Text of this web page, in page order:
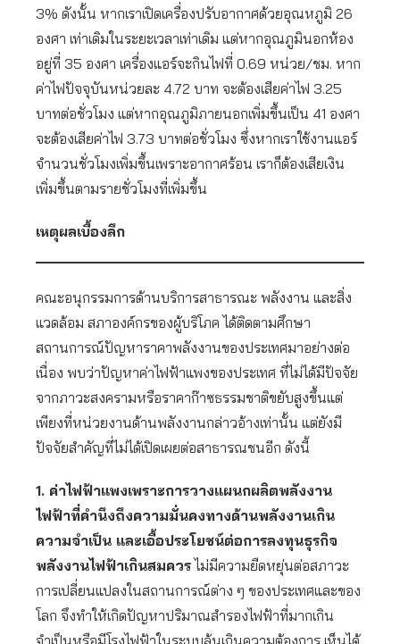
3% ดังนั้น หากเราเปิดเครื่องปรับอากาศด้วยอุณหภูมิ 26
องศา เท่าเดิมในระยะเวลาเท่าเดิม แต่หากอุณภูมินอกห้อง
อยู่ที่ 35 องศา เครื่องแอร์จะกินไฟที่ 0.69 หน่วย/ชม. หาก
ค่าไฟปัจจุบันหน่วยละ 4.72 บาท จะต้องเสียค่าไฟ 3.25
บาทต่อชั่วโมง แต่หากอุณภูมิภายนอกเพิ่มขึ้นเป็น 41 องศา
จะต้องเสียค่าไฟ 3.73 บาทต่อชั่วโมง ซึ่งหากเราใช้งานแอร์
จำนวนชั่วโมงเพิ่มขึ้นเพราะอากาศร้อน เราก็ต้องเสียเงิน
เพิ่มขึ้นตามรายชั่วโมงที่เพิ่มขึ้น
เหตุผลเบื้องลึก
คณะอนุกรรมการด้านบริการสาธารณะ พลังงาน และสิ่ง
แวดล้อม สภาองค์กรของผู้บริโภค ได้ติดตามศึกษา
สถานการณ์ปัญหาราคาพลังงานของประเทศมาอย่างต่อ
เนื่อง พบว่าปัญหาค่าไฟฟ้าแพงของประเทศ ที่ไม่ได้มีปัจจัย
จากภาวะสงครามหรือราคาก๊าซธรรมชาติขยับสูงขึ้นแต่
เพียงที่หน่วยงานด้านพลังงานกล่าวอ้างเท่านั้น แต่ยังมี
ปัจจัยสำคัญที่ไม่ได้เปิดเผยต่อสาธารณชนอีก ดังนี้
1. ค่าไฟฟ้าแพงเพราะการวางแผนกผลิตพลังงาน
ไฟฟ้าที่คำนึงถึงความมั่นคงทางด้านพลังงานเกิน
ความจำเป็น และเอื้อประโยชน์ต่อการลงทุนธุรกิจ
พลังงานไฟฟ้าเกินสมควรไม่มีความยืดหยุ่นต่อสภาวะ
การเปลี่ยนแปลงในสถานการณ์ต่าง ๆ ของประเทศและของ
โลก จึงทำให้เกิดปัญหาปริมาณสำรองไฟฟ้าที่มากเกิน
จำเป็นหรือมีโรงไฟฟ้าในระบบล้นเกินความต้องการ เห็นได้